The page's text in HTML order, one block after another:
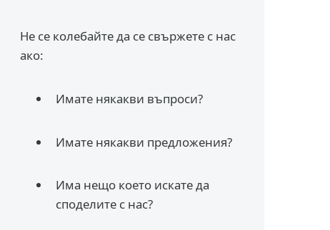
Не се колебайте да се свържете с нас
ако:
Имате някакви въпроси?
Имате някакви предложения?
Има нещо което искате да
споделите с нас?